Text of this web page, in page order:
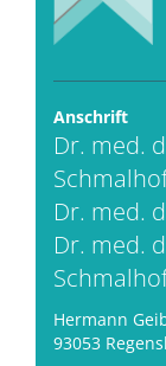
Anschrift
Dr. med.
Dr. med.
Dr. med.
Hermann
93053